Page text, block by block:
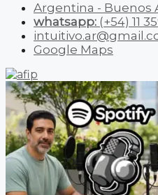
Argentina - Buenos
whatsapp: (+54) 11
Google Maps